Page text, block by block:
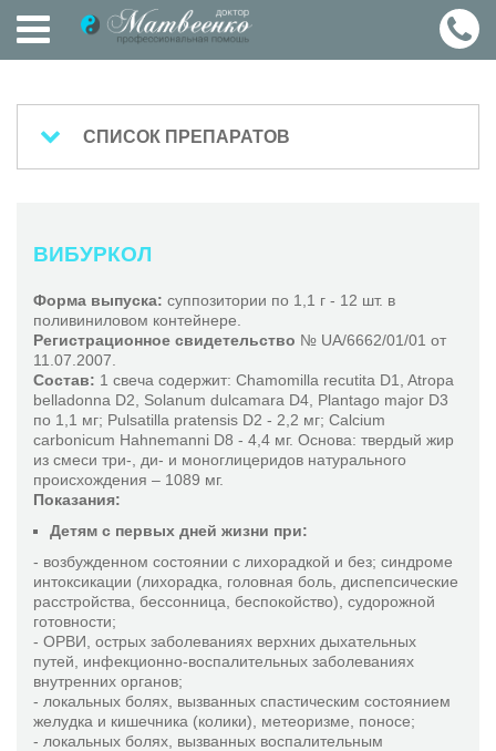
ЛЕЧЕНИЕ
ПРЕПАРАТЫ
СТАТЬИ
КОНТАКТЫ
+38
050
СПИСОК ПРЕПАРАТОВ
Препараты - Heel
Агнус Космоплекс С
Ангин-Хеель С
Ангио-Инъель
Бронхалис-Хеель
Арника-Хеель
Берберис-Гомаккорд
Винцель
Галиум-Хеель
Гастрикумель
Гепар комп. Хеель
Герпес-симплекс Нозод – Инъель
Гинекохеель
ВИБУРКОЛ
Форма выпуска: суппозитории по 1,1 г - 12 шт. в
поливиниловом контейнере.
Регистрационное свидетельство № UA/6662/01/01 от
11.07.2007.
Состав: 1 свеча содержит: Chamomilla recutita D1, Atropa
belladonna D2, Solanum dulcamara D4, Plantago major D3
по 1,1 мг; Pulsatilla pratensis D2 - 2,2 мг; Calcium
carbonicum Hahnemanni D8 - 4,4 мг. Основа: твердый жир
из смеси три-, ди- и моноглицеридов натурального
происхождения – 1089 мг.
Показания:
Детям с первых дней жизни при:
- возбужденном состоянии с лихорадкой и без; синдроме
интоксикации (лихорадка, головная боль, диспепсические
расстройства, бессонница, беспокойство), судорожной
готовности;
- ОРВИ, острых заболеваниях верхних дыхательных
путей, инфекционно-воспалительных заболеваниях
внутренних органов;
- локальных болях, вызванных спастическим состоянием
желудка и кишечника (колики), метеоризме, поносе;
- локальных болях, вызванных воспалительным